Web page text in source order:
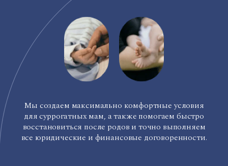
Мы создаем максимально комфортные условия
для суррогатных мам, а также помогаем быстро
восстановиться после родов и точно выполняем
все юридические и финансовые договоренности.